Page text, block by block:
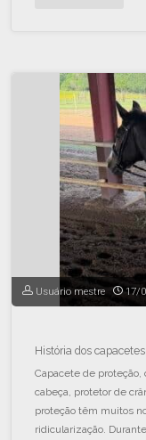
Usuário mestre 17/
História dos
Capacete de proteção,
cabeça, protetor de
proteção têm muitos
ridicularização.